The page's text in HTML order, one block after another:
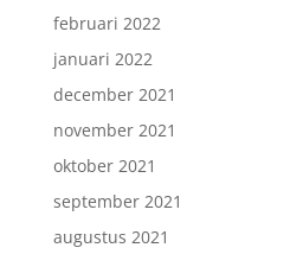
februari 2022
januari 2022
december 2021
november 2021
oktober 2021
september 2021
augustus 2021